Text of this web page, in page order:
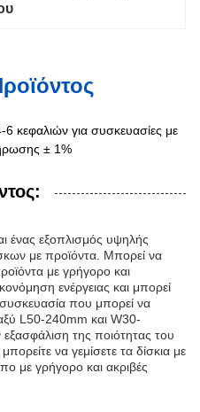
κεφαλιών για συσκευασίες με
± 1%
ένας εξοπλισμός υψηλής
με προϊόντα. Μπορεί να
με γρήγορο και
ενέργειας και μπορεί
που μπορεί να
L50-240mm και W30-
της ποιότητας του
να γεμίσετε τα δίσκια με
με γρήγορο και ακριβές